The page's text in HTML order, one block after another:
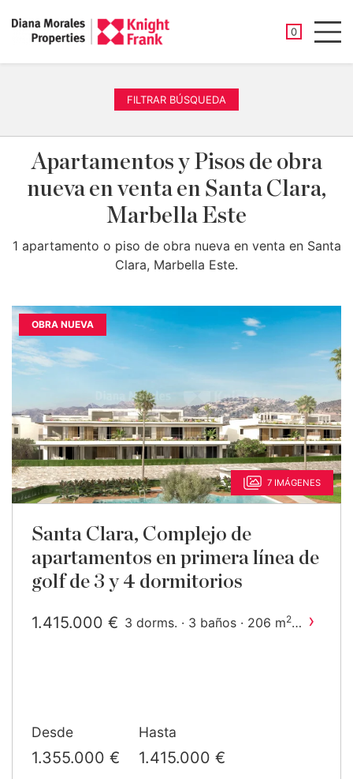
0
FILTRAR BÚSQUEDA
Apartamentos y Pisos de obra
nueva en venta en Santa Clara,
Marbella Este
1 apartamento o piso de obra nueva en venta en Santa
Clara, Marbella Este.
OBRA NUEVA
7 IMÁGENES
Santa Clara, Complejo de
apartamentos en primera línea de
golf de 3 y 4 dormitorios
1.415.000 € 3 dorms. · 3 baños · 206 m2 ›
Desde
1.355.000 €
Hasta
1.415.000 €